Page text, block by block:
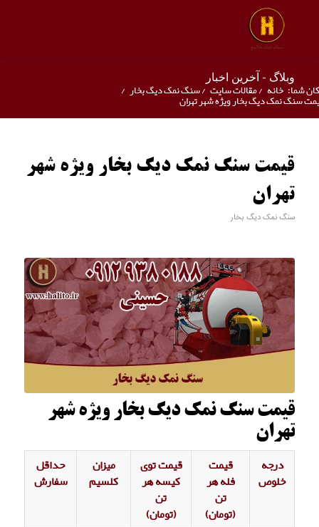
وبلاگ - آخرین اخبار
شما: خانه /مقالات سایت /سنگ نمک دیگ بخار /
سنگ نمک دیگ بخار ویژه شهر تهران
قیمت سنگ نمک دیگ بخار ویژه شهر
تهران
سنگ نمک دیگ بخار
قیمت سنگ نمک دیگ بخار ویژه شهر
تهران
درجه
خلوص
قیمت
فله هر
تن
(تومان)
قیمت توی
کیسه هر
تن
(تومان)
میزان
کلسیم
حداقل
سفارش